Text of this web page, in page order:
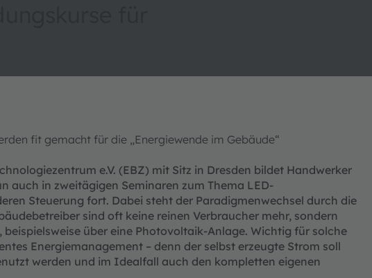
fit gemacht für die „Energiewende im Gebäude“
e.V. (EBZ) mit Sitz in Dresden bildet Handwerker
auch in zweitägigen Seminaren zum Thema LED-
Steuerung fort. Dabei steht der Paradigmenwechsel durch die
sind oft keine reinen Verbraucher mehr, sondern
beispielsweise über eine Photovoltaik-Anlage. Wichtig für solche
Energiemanagement – denn der selbst erzeugte Strom soll
werden und im Idealfall auch den kompletten eigenen